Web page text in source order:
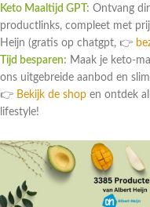
Keto Maaltijd GPT: Ontvang
productlinks, compleet met
Heijn (gratis op chatgpt, 👉
Tijd besparen: Maak je keto-
ons uitgebreide aanbod en
👉 Bekijk de shop en ontdek
lifestyle!